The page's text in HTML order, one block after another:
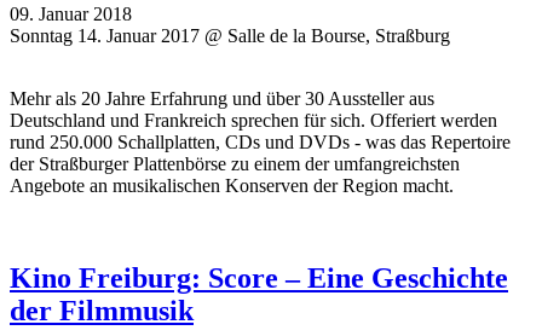
09. Januar 2018
Sonntag 14. Januar 2017 @ Salle de la Bourse, Straßburg
Mehr als 20 Jahre Erfahrung und über 30 Aussteller aus
Deutschland und Frankreich sprechen für sich. Offeriert werden
rund 250.000 Schallplatten, CDs und DVDs - was das Repertoire
der Straßburger Plattenbörse zu einem der umfangreichsten
Angebote an musikalischen Konserven der Region macht.
Kino Freiburg: Score – Eine Geschichte
der Filmmusik